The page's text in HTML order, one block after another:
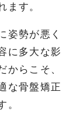
ます。
姿勢が悪く
に多大な影
からこそ、
な骨盤矯正
。